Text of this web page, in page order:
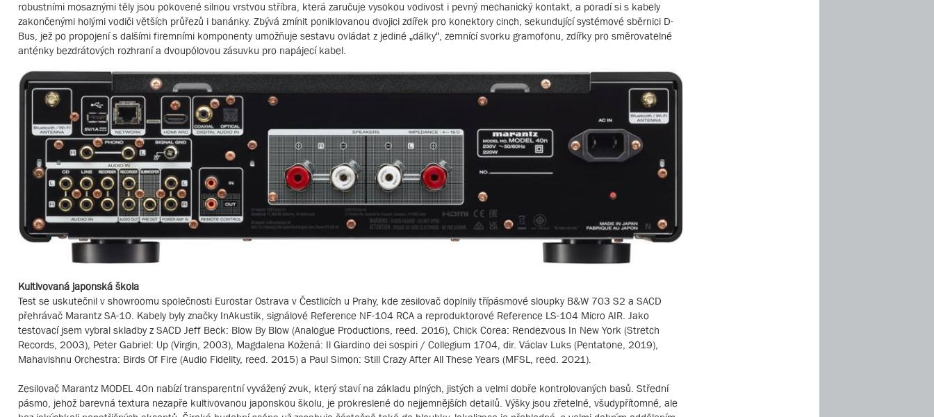
robustními mosaznými těly jsou pokovené silnou vrstvou stříbra, která zaručuje vysokou vodivost i pevný mechanický kontakt, a poradí si s kabely
zakončenými holými vodiči větších průřezů i banánky. Zbývá zmínit poniklovanou dvojici zdířek pro konektory cinch, sekundující systémové sběrnici D-
Bus, jež po propojení s dalšími firemními komponenty umožňuje sestavu ovládat z jediné „dálky“, zemnící svorku gramofonu, zdířky pro směrovatelné
anténky bezdrátových rozhraní a dvoupólovou zásuvku pro napájecí kabel.
Kultivovaná japonská škola
Test se uskutečnil v showroomu společnosti Eurostar Ostrava v Čestlicích u Prahy, kde zesilovač doplnily třípásmové sloupky B&W 703 S2 a SACD
přehrávač Marantz SA-10. Kabely byly značky InAkustik, signálové Reference NF-104 RCA a reproduktorové Reference LS-104 Micro AIR. Jako
testovací jsem vybral skladby z SACD Jeff Beck: Blow By Blow (Analogue Productions, reed. 2016), Chick Corea: Rendezvous In New York (Stretch
Records, 2003), Peter Gabriel: Up (Virgin, 2003), Magdalena Kožená: Il Giardino dei sospiri / Collegium 1704, dir. Václav Luks (Pentatone, 2019),
Mahavishnu Orchestra: Birds Of Fire (Audio Fidelity, reed. 2015) a Paul Simon: Still Crazy After All These Years (MFSL, reed. 2021).
Zesilovač Marantz MODEL 40n nabízí transparentní vyvážený zvuk, který staví na základu plných, jistých a velmi dobře kontrolovaných basů. Střední
pásmo, jehož barevná textura nezapře kultivovanou japonskou školu, je prokreslené do nejjemnějších detailů. Výšky jsou zřetelné, všudypřítomné, ale